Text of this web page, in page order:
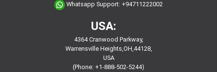
Whatsapp Support: +94711222002
USA:
4364 Cranwood Parkway,
Warrensville Heights,OH,44128,
USA
(Phone: +1-888-502-5244)